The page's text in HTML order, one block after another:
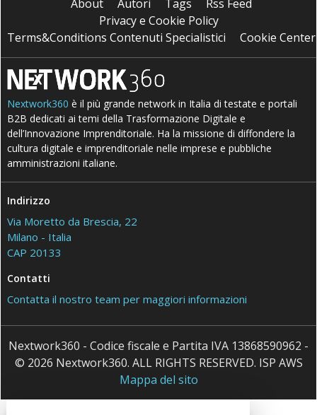
About Autori Tags
Rss Feed
Privacy e Cookie Policy
Terms&Conditions Contenuti Specialistici
Cookie Center
Nextwork360 è il più grande network in Italia di testate e portali
B2B dedicati ai temi della Trasformazione Digitale e
dell’Innovazione Imprenditoriale. Ha la missione di diffondere la
cultura digitale e imprenditoriale nelle imprese e pubbliche
amministrazioni italiane.
Indirizzo
Via Moretto da Brescia, 22
Milano - Italia
CAP 20133
Contatti
Contatta il nostro team per maggiori informazioni
Nextwork360 - Codice fiscale e Partita IVA 13868590962 -
© 2026 Nextwork360. ALL RIGHTS RESERVED. ISP AWS
Mappa del sito